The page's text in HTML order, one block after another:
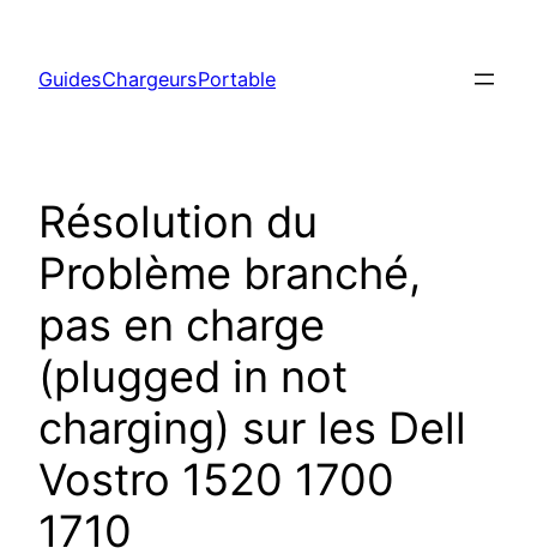
contenu
GuidesChargeursPortable
Résolution du
Problème branché,
pas en charge
(plugged in not
charging) sur les Dell
Vostro 1520 1700
1710